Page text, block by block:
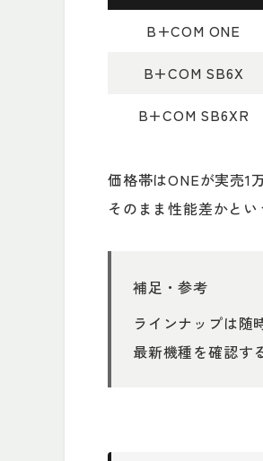
B+COM ONE
B+COM SB6X
B+COM SB6XR
価格帯はONEが実売1
そのまま性能差かと
補足・参考
ラインナップは随
最新機種を確認す